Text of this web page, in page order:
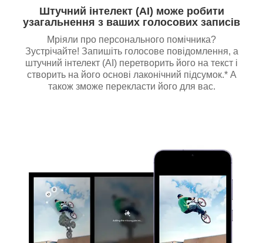
Штучний інтелект (AI) може робити
узагальнення з ваших голосових записів
Мріяли про персонального помічника?
Зустрічайте! Запишіть голосове повідомлення, а
штучний інтелект (AI) перетворить його на текст і
створить на його основі лаконічний підсумок.* А
також зможе перекласти його для вас.